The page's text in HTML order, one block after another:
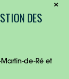
DES
de-Ré et